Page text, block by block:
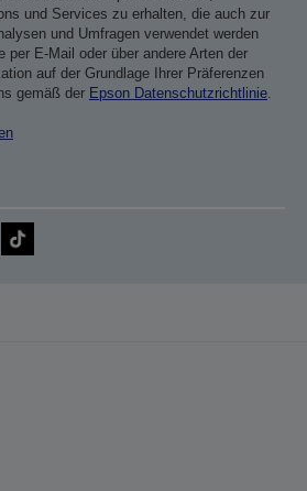
und Services zu erhalten, die auch zur
und Umfragen verwendet werden
per E-Mail oder über andere Arten der
auf der Grundlage Ihrer Präferenzen
gemäß der Epson Datenschutzrichtlinie.